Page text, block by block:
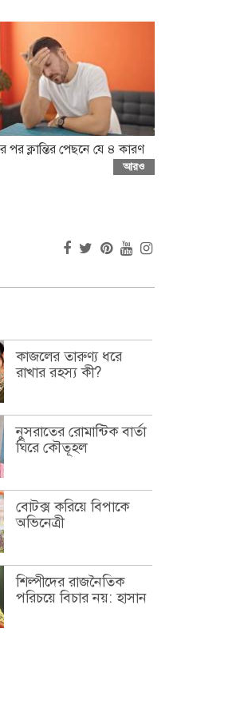
পর ক্লান্তির পেছনে যে ৪ কারণ
আরও
কাজলের তারুণ্য ধরে
রাখার রহস্য কী?
নুসরাতের রোমান্টিক বার্তা
ঘিরে কৌতূহল
বোটক্স করিয়ে বিপাকে
অভিনেত্রী
শিল্পীদের রাজনৈতিক
পরিচয়ে বিচার নয়: হাসান